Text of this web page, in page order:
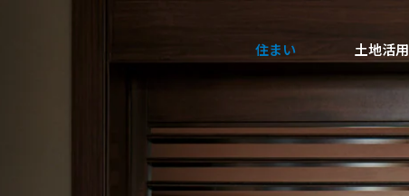
住まい
買う
土地活用
法人のお客さま
事業用
事業用売買
ご相談窓口
採用情報